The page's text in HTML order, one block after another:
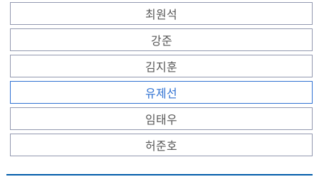
최원석
강준
김지훈
유제선
임태우
허준호